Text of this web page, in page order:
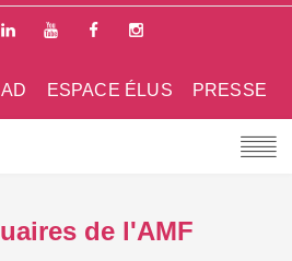
PRESSE
ESPACE ÉLUS
de l'AMF